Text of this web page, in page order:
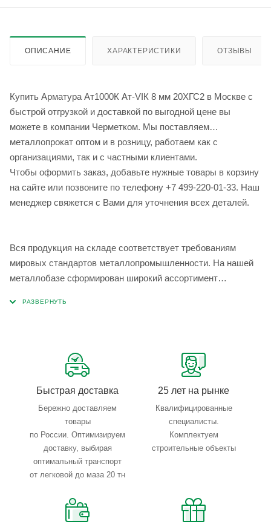
ОПИСАНИЕ ХАРАКТЕРИСТИКИ ОТЗЫВЫ
Купить Арматура Ат1000К Ат-VIК 8 мм 20ХГС2 в Москве с
быстрой отгрузкой и доставкой по выгодной цене вы
можете в компании Черметком. Мы поставляем
металлопрокат оптом и в розницу, работаем как с
организациями, так и с частными клиентами.
Чтобы оформить заказ, добавьте нужные товары в корзину
на сайте или позвоните по телефону +7 499-220-01-33. Наш
менеджер свяжется с Вами для уточнения всех деталей.
Вся продукция на складе соответствует требованиям
мировых стандартов металлопромышленности. На нашей
металлобазе сформирован широкий ассортимент
Быстрая доставка
Бережно доставляем
товары
по России. Оптимизируем
доставку, выбирая
оптимальный транспорт
от легковой до маза 20 тн
25 лет на рынке
Квалифицированные
специалисты.
Комплектуем
строительные объекты